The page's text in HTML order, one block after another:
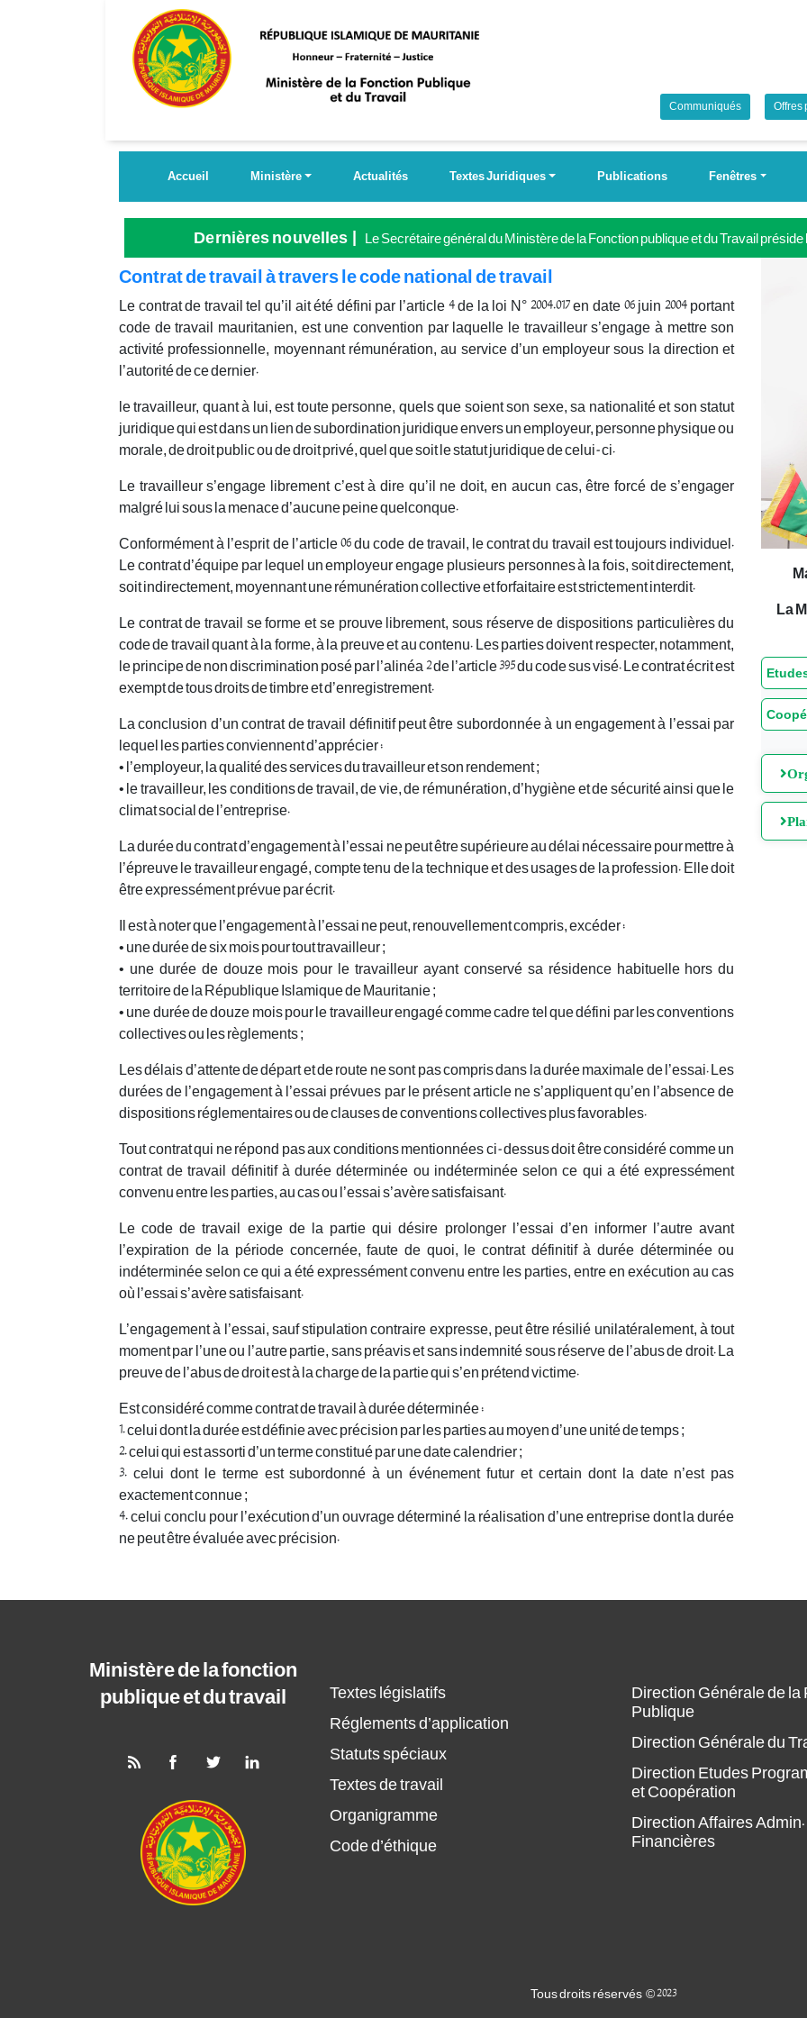
Communiqués Offres
Accueil Ministère Actualités Textes Juridiques Publications Fenêtres
Dernières nouvelles
Le Secrétaire général du Ministère de la Fonction publique et du Travail
Contrat de travail à travers le code national de travail
Le contrat de travail tel qu’il ait été défini par l’article 4 de la loi N° 2004.017 en date 06 juin 2004 portant
code de travail mauritanien, est une convention par laquelle le travailleur s’engage à mettre son
activité professionnelle, moyennant rémunération, au service d’un employeur sous la direction et
l’autorité de ce dernier.
le travailleur, quant à lui, est toute personne, quels que soient son sexe, sa nationalité et son statut
juridique qui est dans un lien de subordination juridique envers un employeur, personne physique ou
morale, de droit public ou de droit privé, quel que soit le statut juridique de celui-ci.
Le travailleur s’engage librement c’est à dire qu’il ne doit, en aucun cas, être forcé de s’engager
malgré lui sous la menace d’aucune peine quelconque.
Conformément à l’esprit de l’article 06 du code de travail, le contrat du travail est toujours individuel.
Le contrat d’équipe par lequel un employeur engage plusieurs personnes à la fois, soit directement,
soit indirectement, moyennant une rémunération collective et forfaitaire est strictement interdit.
Le contrat de travail se forme et se prouve librement, sous réserve de dispositions particulières du
code de travail quant à la forme, à la preuve et au contenu. Les parties doivent respecter, notamment,
le principe de non discrimination posé par l’alinéa 2 de l’article 395 du code sus visé. Le contrat écrit est
exempt de tous droits de timbre et d’enregistrement.
La conclusion d’un contrat de travail définitif peut être subordonnée à un engagement à l’essai par
lequel les parties conviennent d’apprécier :
• l’employeur, la qualité des services du travailleur et son rendement ;
• le travailleur, les conditions de travail, de vie, de rémunération, d’hygiène et de sécurité ainsi que le
climat social de l’entreprise.
La durée du contrat d’engagement à l’essai ne peut être supérieure au délai nécessaire pour mettre à
l’épreuve le travailleur engagé, compte tenu de la technique et des usages de la profession. Elle doit
être expressément prévue par écrit.
Il est à noter que l’engagement à l’essai ne peut, renouvellement compris, excéder :
• une durée de six mois pour tout travailleur ;
• une durée de douze mois pour le travailleur ayant conservé sa résidence habituelle hors du
territoire de la République Islamique de Mauritanie ;
• une durée de douze mois pour le travailleur engagé comme cadre tel que défini par les conventions
collectives ou les règlements ;
Les délais d’attente de départ et de route ne sont pas compris dans la durée maximale de l’essai. Les
durées de l’engagement à l’essai prévues par le présent article ne s’appliquent qu’en l’absence de
dispositions réglementaires ou de clauses de conventions collectives plus favorables.
Tout contrat qui ne répond pas aux conditions mentionnées ci-dessus doit être considéré comme un
contrat de travail définitif à durée déterminée ou indéterminée selon ce qui a été expressément
convenu entre les parties, au cas ou l’essai s’avère satisfaisant.
Le code de travail exige de la partie qui désire prolonger l’essai d’en informer l’autre avant
l’expiration de la période concernée, faute de quoi, le contrat définitif à durée déterminée ou
indéterminée selon ce qui a été expressément convenu entre les parties, entre en exécution au cas
où l’essai s’avère satisfaisant.
L’engagement à l’essai, sauf stipulation contraire expresse, peut être résilié unilatéralement, à tout
moment par l’une ou l’autre partie, sans préavis et sans indemnité sous réserve de l’abus de droit. La
preuve de l’abus de droit est à la charge de la partie qui s’en prétend victime.
Est considéré comme contrat de travail à durée déterminée :
1. celui dont la durée est définie avec précision par les parties au moyen d’une unité de temps ;
2. celui qui est assorti d’un terme constitué par une date calendrier ;
3. celui dont le terme est subordonné à un événement futur et certain dont la date n’est pas
exactement connue ;
4. celui conclu pour l’exécution d’un ouvrage déterminé la réalisation d’une entreprise dont la durée
ne peut être évaluée avec précision.
La
Ministère de la fonction
publique et du travail
Textes législatifs
Réglements d’application
Statuts spéciaux
Textes de travail
Organigramme
Code d’éthique
Direction Générale de la
Publique
Direction Générale du
Direction Etudes
et Coopération
Direction Affaires Admin.
Financières
Tous droits réservés © 2023